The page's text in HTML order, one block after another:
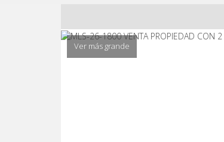
Ver más grande